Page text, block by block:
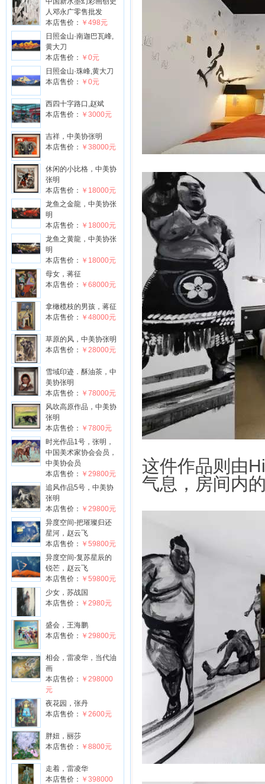
人邓永广零售批发
本店售价： ￥498元
日照金山·南迦巴瓦峰,
黄大刀
本店售价： ￥0元
日照金山·珠峰,黄大刀
本店售价： ￥0元
西四十字路口,赵斌
本店售价： ￥3000元
吉祥，中美协张明
本店售价： ￥38000元
休闲的小比格，中美协
张明
本店售价： ￥18000元
龙鱼之金龍，中美协张
明
本店售价： ￥18000元
龙鱼之黄龍，中美协张
明
本店售价： ￥18000元
母女，蒋征
本店售价： ￥68000元
拿橄榄枝的男孩，蒋征
本店售价： ￥48000元
草原的风，中美协张明
本店售价： ￥28000元
雪域印迹．酥油茶，中
美协张明
本店售价： ￥78000元
风吹高原作品，中美协
张明
本店售价： ￥7800元
时光作品️1号，张明，
中国美术家协会会员，
中美协会员
本店售价： ￥29800元
追风作品️5号，中美协
张明
本店售价： ￥29800元
异度空间-把璀璨归还
星河，赵云飞
本店售价： ￥59800元
异度空间-复苏星辰的
锐芒，赵云飞
本店售价： ￥59800元
少女，苏战国
本店售价： ￥2980元
盛会，王海鹏
本店售价： ￥29800元
相会，雷凌华，当代油
画
本店售价： ￥298000
元
夜花园，张丹
本店售价： ￥2600元
胖妞，丽莎
本店售价： ￥8800元
走着，雷凌华
本店售价： ￥398000
这件作品则由
气息，房间内